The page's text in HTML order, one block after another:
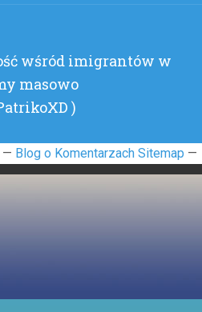
wśród imigrantów w
masowo
)
— Blog o Komentarzach Sitemap —